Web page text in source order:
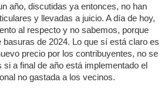
año, discutidas ya entonces, no han
y llevadas a juicio. A día de hoy,
al respecto y no sabemos, porque
de 2024. Lo que sí está claro es
precio por los contribuyentes, no se
a final de año está implementado el
no gastada a los vecinos.